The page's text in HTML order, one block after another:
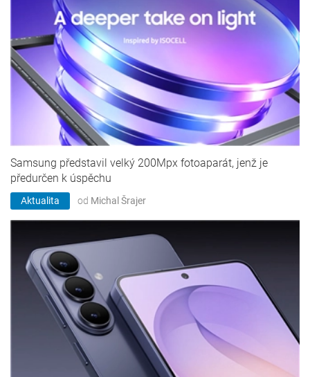
Samsung představil velký 200Mpx fotoaparát, jenž je
předurčen k úspěchu
Aktualita od Michal Šrajer